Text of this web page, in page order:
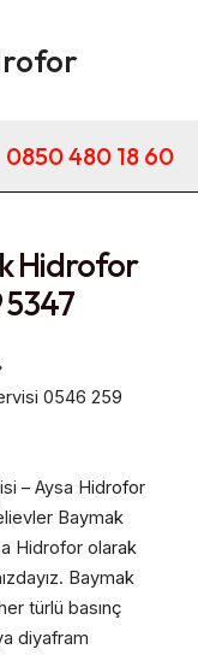
0850 480 18 60
Hidrofor
5347
0546 259
– Aysa Hidrofor
Baymak
Hidrofor olarak
Baymak
türlü basınç
diyafram